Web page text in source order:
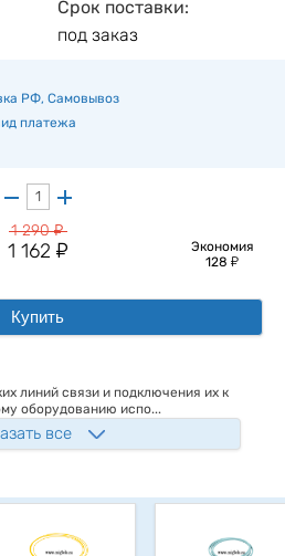
Срок поставки:
под заказ
РФ, Самовывоз
платежа
1 290у
1 162 у
Экономия
128у
Купить
линий связи и подключения их к
оборудованию испо...
все